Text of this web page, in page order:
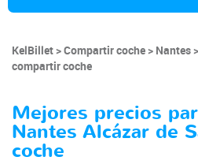
KelBillet Compartir coche Nantes
compartir coche
Mejores precios
Nantes Alcázar de
coche